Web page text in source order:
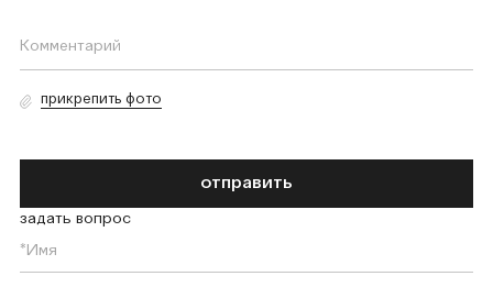
прикрепить фото
отправить
задать вопрос